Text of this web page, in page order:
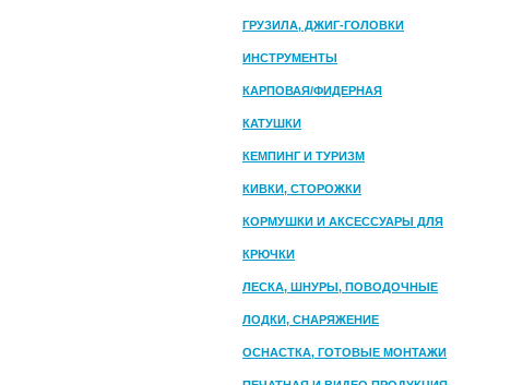
ГРУЗИЛА, ДЖИГ-ГОЛОВКИ
ИНСТРУМЕНТЫ
КАРПОВАЯ/ФИДЕРНАЯ
КАТУШКИ
КЕМПИНГ И ТУРИЗМ
КИВКИ, СТОРОЖКИ
КОРМУШКИ И АКСЕССУАРЫ ДЛЯ
ПРИКОРМКИ
КРЮЧКИ
ЛЕСКА, ШНУРЫ, ПОВОДОЧНЫЕ
МАТЕРИАЛЫ
ЛОДКИ, СНАРЯЖЕНИЕ
ОСНАСТКА, ГОТОВЫЕ МОНТАЖИ